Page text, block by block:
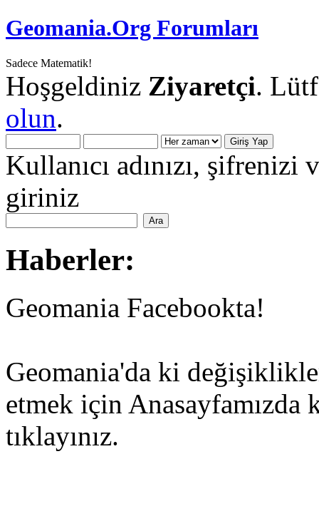
Geomania.Org Forumları
Sadece Matematik!
Hoşgeldiniz Ziyaretçi.
olun.
Kullanıcı adınızı,
giriniz
Haberler:
Geomania Facebookta!
Geomania'da ki
etmek için
tıklayınız.